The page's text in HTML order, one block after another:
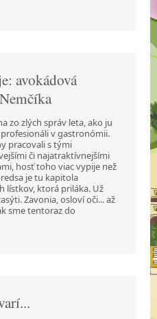
avokádová
zo zlých správ leta, ako ju
v gastronómii.
pracovali s tými
či najatraktívnejšími
hosť toho viac vypije než
je tu kapitola
lístkov, ktorá priláka. Už
Zavonia, osloví oči... až
sme tentoraz do